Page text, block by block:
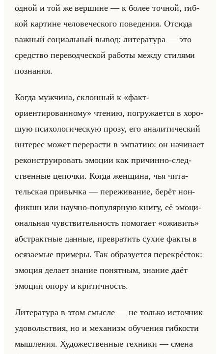
одной и той же вер­шине — к более точ­ной, гиб­
кой кар­тине че­ло­ве­че­ско­го по­ве­де­ния. От­сю­да
важ­ный со­ци­альный вывод: ли­те­ра­ту­ра — это
сред­ство пе­ре­вод­че­ской ра­бо­ты между сти­ля­ми
по­зна­ния.
Когда муж­чи­на, склон­ный к «факт-
ориентированному» чте­нию, по­гру­жа­ет­ся в хо­ро­
шую пси­хо­ло­ги­че­скую прозу, его ана­ли­ти­че­ский
ин­те­рес может пе­ре­ра­сти в эм­па­тию: он на­чи­на­ет
ре­кон­стру­иро­вать эмо­ции как при­чин­но-след­
ствен­ные це­поч­ки. Когда жен­щи­на, чья чи­та­
тельская при­выч­ка — пе­ре­жи­ва­ние, берёт нон-
фикшн или на­уч­но-по­пу­ляр­ную книгу, её эмо­ци­
ональная чув­стви­тельность по­мо­га­ет «оживить»
аб­стракт­ные дан­ные, пре­вра­тить сухие факты в
ося­за­емые при­ме­ры. Так об­ра­зу­ет­ся пе­ре­крё­сток:
эмо­ция де­ла­ет зна­ние по­нят­ным, зна­ние даёт
эмо­ции опору и кри­тич­ность.
Ли­те­ра­ту­ра в этом смыс­ле — не только ис­точ­ник
удо­вольствия, но и ме­ха­низм обу­че­ния гиб­ко­сти
мыш­ле­ния. Ху­до­же­ствен­ные тех­ни­ки — смена